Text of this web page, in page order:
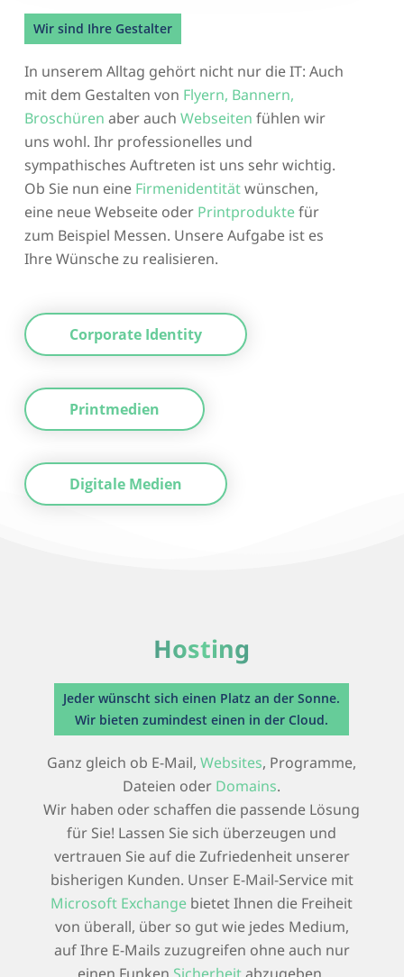
Wir sind Ihre Gestalter
In unserem Alltag gehört nicht nur die IT: Auch
mit dem Gestalten von Flyern, Bannern,
Broschüren aber auch Webseiten fühlen wir
uns wohl. Ihr professionelles und
sympathisches Auftreten ist uns sehr wichtig.
Ob Sie nun eine Firmenidentitätwünschen,
eine neue Webseite oder Printproduktefür
zum Beispiel Messen. Unsere Aufgabe ist es
Ihre Wünsche zu realisieren.
Corporate Identity
Printmedien
Digitale Medien
Hosting
Jeder wünscht sich einen Platz an der Sonne.
Wir bieten zumindest einen in der Cloud.
Ganz gleich ob E-Mail,Websites, Programme,
Dateien oder Domains.
Wir haben oder schaffen die passende Lösung
für Sie! Lassen Sie sich überzeugen und
vertrauen Sie auf die Zufriedenheit unserer
bisherigen Kunden. Unser E-Mail-Service mit
Microsoft Exchange bietet Ihnen die Freiheit
von überall, über so gut wie jedes Medium,
auf Ihre E-Mails zuzugreifen ohne auch nur